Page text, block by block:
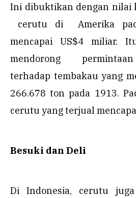
Ini dibuktikan dengan nilai
cerutu di Amerika
mencapai US$4 miliar.
mendorong
terhadap tembakau yang
266.678 ton pada 1913.
cerutu yang terjual
Besuki dan Deli
Di Indonesia, cerutu